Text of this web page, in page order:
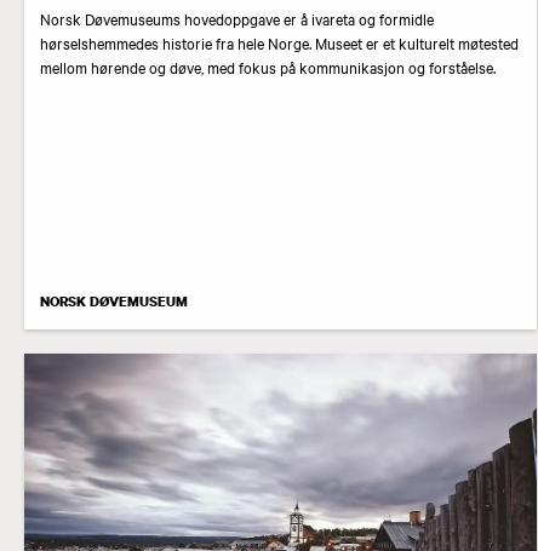
Norsk Døvemuseums hovedoppgave er å ivareta og formidle
hørselshemmedes historie fra hele Norge. Museet er et kulturelt møtested
mellom hørende og døve, med fokus på kommunikasjon og forståelse.
NORSK DØVEMUSEUM